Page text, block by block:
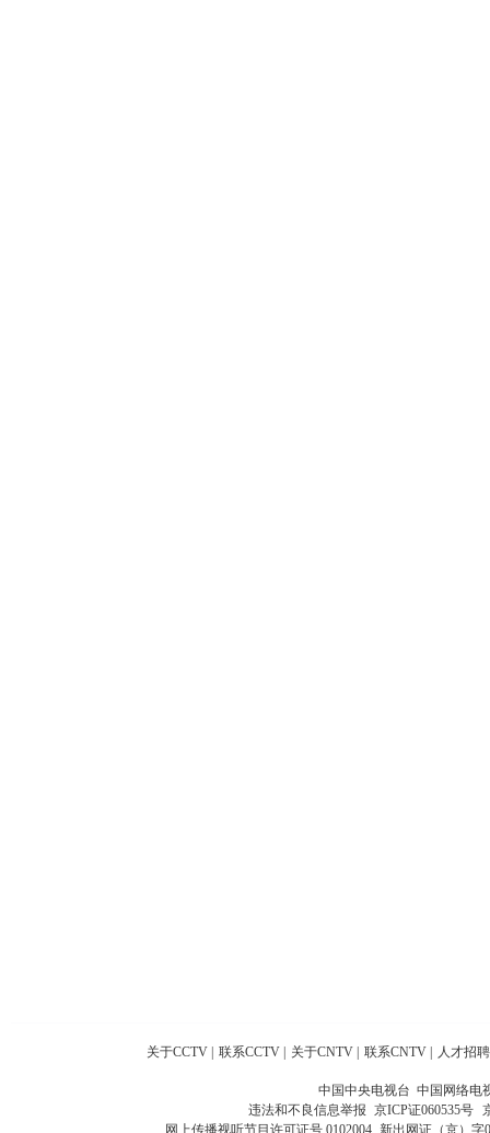
关于CCTV 联系CCTV 关于CNTV 联系CNTV 人才招聘
中国中央电视台 中国网络电
违法和不良信息举报 京ICP证060535号
网上传播视听节目许可证号 0102004 新出网证（京）